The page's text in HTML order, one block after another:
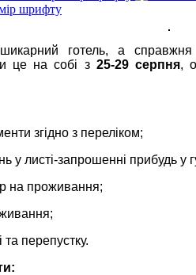
готель, а справжня
це на собі з25-29 серпня,
згідно з переліком;
у листі-запрошенні прибудь у
на проживання;
перепустку.